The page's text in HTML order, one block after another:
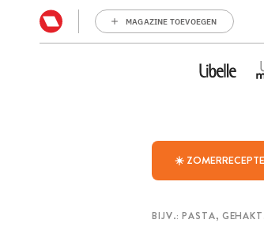
MAGAZINE TOEVOEGEN
☀️